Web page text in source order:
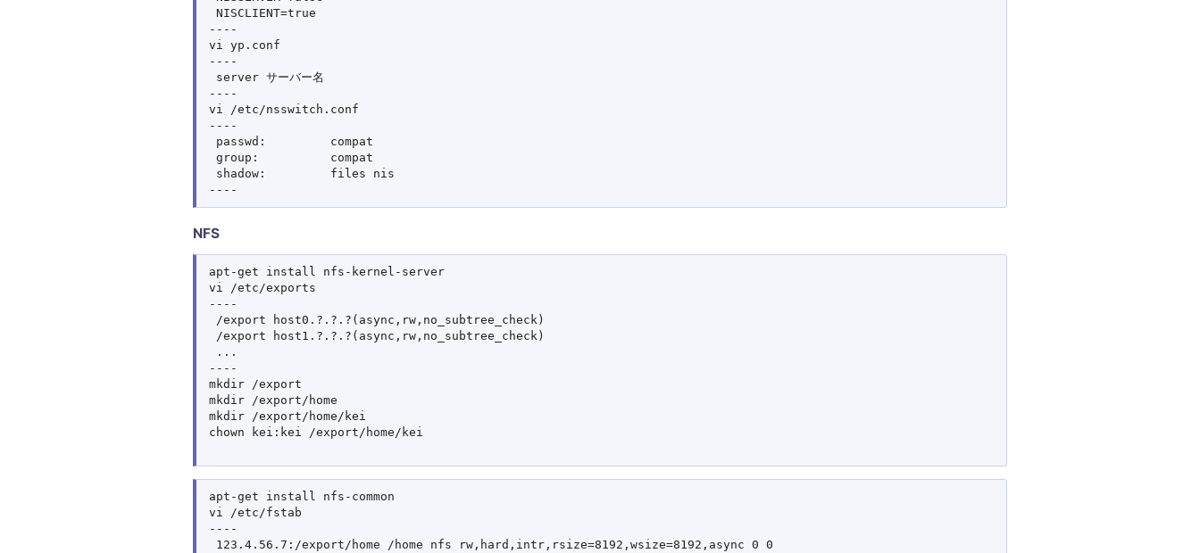
NISCLIENT=true
----
vi yp.conf
----
server サーバー名
----
vi /etc/nsswitch.conf
----
passwd:         compat
group:          compat
shadow:         files nis
NFS
apt-get install nfs-kernel-server
vi /etc/exports
----
/export host0.?.?.?(async,rw,no_subtree_check)
/export host1.?.?.?(async,rw,no_subtree_check)
...
----
mkdir /export
mkdir /export/home
mkdir /export/home/kei
chown kei:kei /export/home/kei
apt-get install nfs-common
vi /etc/fstab
----
123.4.56.7:/export/home /home nfs rw,hard,intr,rsize=8192,wsize=8192,async 0 0